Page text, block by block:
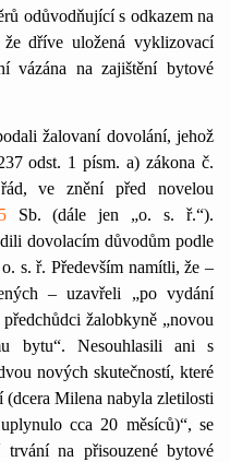
odůvodňující s odkazem na
dříve uložená vyklizovací
vázána na zajištění bytové
žalovaní dovolání, jehož
odst. 1 písm. a) zákona č.
ve znění před novelou
Sb. (dále jen „o. s. ř.“).
dovolacím důvodům podle
s. ř. Především namítli, že –
– uzavřeli „po vydání
žalobkyně „novou
bytu“. Nesouhlasili ani s
nových skutečností, které
Milena nabyla zletilosti
cca 20 měsíců)“, se
na přisouzené bytové